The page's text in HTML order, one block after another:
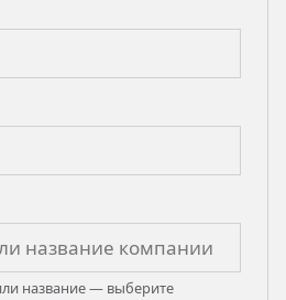
название — выберите